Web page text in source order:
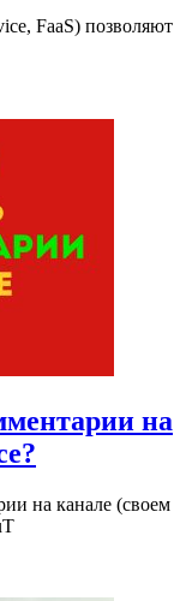
FaaS) позволяют
на
на канале (своем